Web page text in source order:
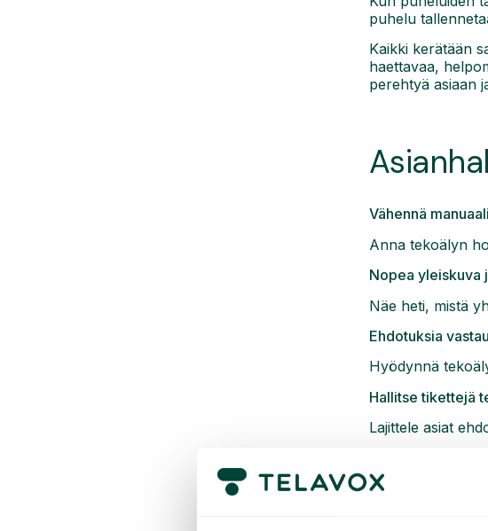
puhelu
Kaikki kerätään
haettavaa,
perehtyä asiaan
Vähennä
Anna tekoälyn
Nopea yleiskuva
Näe heti, mistä
Ehdotuksia
Hyödynnä
Hallitse tikettejä
Lajittele asiat
Tunnista